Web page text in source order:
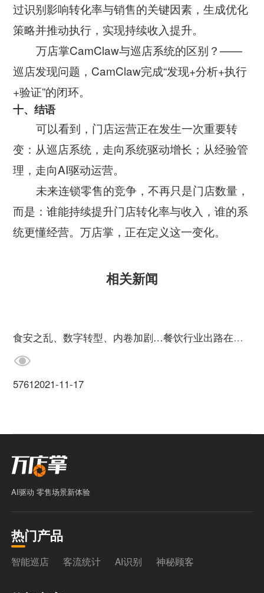
过识别影响转化率与销售的关键因素，生成优化
策略并推动执行，实现持续收入提升。
万店掌CamClaw与巡店系统的区别？——
巡店发现问题，CamClaw完成“发现+分析+执行
+验证”的闭环。
十、结语
可以看到，门店运营正在发生一次重要转
变：从巡店系统，走向系统驱动增长；从经验管
理，走向AI驱动运营。
未来连锁零售的竞争，不再只是门店数量，
而是：谁能持续提升门店转化率与收入，谁的系
统更懂经营。万店掌，正在定义这一变化。
相关新闻
食安之乱、数字转型、内卷加剧…餐饮行业出路在哪？
57612021-11-17
AI驱动 零售场景新体验
热门产品
智能巡店 客流统计 AI识别 神秘顾客